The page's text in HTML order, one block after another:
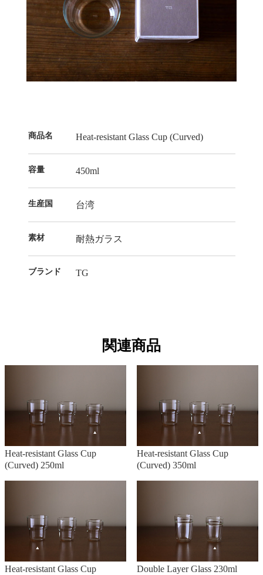
商品名 Heat-resistant Glass Cup (Curved)
容量 450ml
生産国 台湾
素材 耐熱ガラス
ブランド TG
関連商品
Heat-resistant Glass Cup
(Curved) 250ml
Heat-resistant Glass Cup
(Curved) 350ml
Heat-resistant Glass Cup
Double Layer Glass 230ml